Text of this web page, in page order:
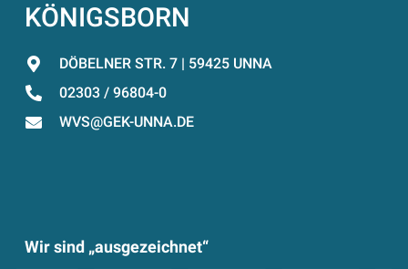
KÖNIGSBORN
DÖBELNER STR. 7 | 59425 UNNA
02303 / 96804-0
WVS@GEK-UNNA.DE
Wir sind „ausgezeichnet“